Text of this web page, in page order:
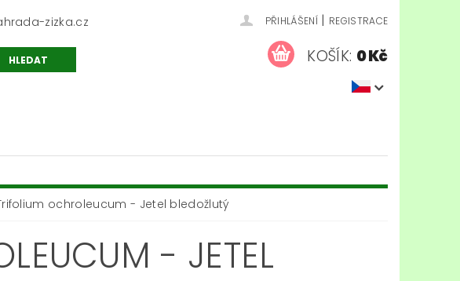
zizka.cz PŘIHLÁŠENÍ | REGISTRACE
KOŠÍK: 0 Kč
ochroleucum - Jetel bledožlutý
- JETEL